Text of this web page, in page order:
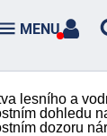
lesního a
dohledu
dozoru
MENU